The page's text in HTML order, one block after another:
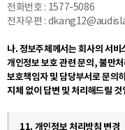
전화번호 : 1577-5086
전자우편 :
나. 정보주체께서는 회사의 서
개인정보 보호 관련 문의, 불만
보호책임자 및 담당부서로 문의
지체 없이 답변 및 처리해드릴 것
11. 개인정보 처리방침 변경